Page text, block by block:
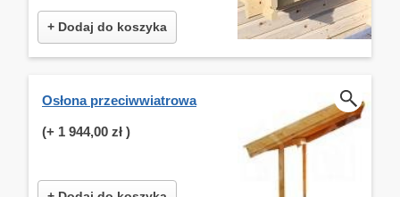
+ Dodaj do koszyka
Osłona przeciwwiatrowa
(+ 1 944,00 zł )